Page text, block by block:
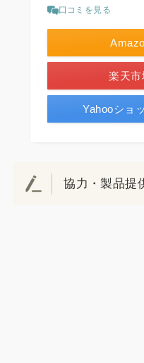
口コミを見る
楽天市
Yahooショ
協力・製品提